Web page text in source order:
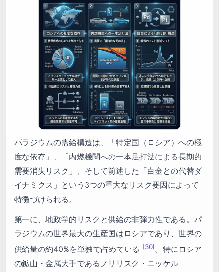
パラジウムの需給構造は、「特定国（ロシア）への極
度な依存」、「内燃機関への一本足打法による長期的
需要消失リスク」、そして前述した「白金との代替ダ
イナミクス」という3つの重大なリスク要因によって
特徴づけられる。
第一に、地政学的リスクと供給の非弾力性である。パ
ラジウムの世界最大の生産国はロシアであり、世界の
供給量の約40%を単独で占めている [30] 。特にロシア
の鉱山・金属大手であるノリリスク・ニッケル